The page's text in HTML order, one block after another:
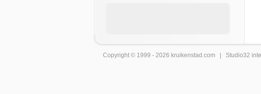
Copyright © 1999 - 2026 kruikenstad .com | Studio32